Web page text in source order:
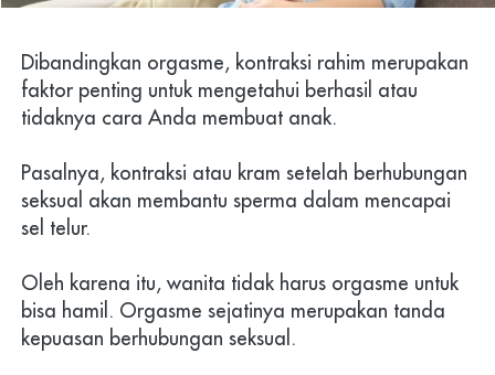
Dibandingkan orgasme, kontraksi rahim merupakan
faktor penting untuk mengetahui berhasil atau
tidaknya cara Anda membuat anak.
Pasalnya, kontraksi atau kram setelah berhubungan
seksual akan membantu sperma dalam mencapai
sel telur.
Oleh karena itu, wanita tidak harus orgasme untuk
bisa hamil. Orgasme sejatinya merupakan tanda
kepuasan berhubungan seksual.